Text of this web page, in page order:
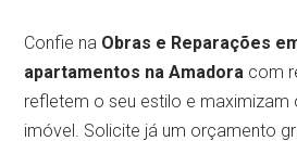
Confie na Obras e Reparações
apartamentos na Amadora com
refletem o seu estilo e maximizam
imóvel. Solicite já um orçamento